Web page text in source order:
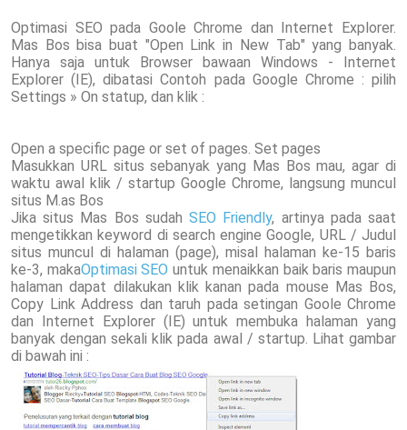
Optimasi SEO pada Goole Chrome dan Internet Explorer.
Mas Bos bisa buat "Open Link in New Tab" yang banyak.
Hanya saja untuk Browser bawaan Windows - Internet
Explorer (IE), dibatasi Contoh pada Google Chrome : pilih
Settings » On statup, dan klik :
Open a specific page or set of pages. Set pages
Masukkan URL situs sebanyak yang Mas Bos mau, agar di
waktu awal klik / startup Google Chrome, langsung muncul
situs M.as Bos
Jika situs Mas Bos sudahSEO Friendly, artinya pada saat
mengetikkan keyword di search engine Google, URL / Judul
situs muncul di halaman (page), misal halaman ke-15 baris
ke-3, makaOptimasi SEO untuk menaikkan baik baris maupun
halaman dapat dilakukan klik kanan pada mouse Mas Bos,
Copy Link Address dan taruh pada setingan Goole Chrome
dan Internet Explorer (IE) untuk membuka halaman yang
banyak dengan sekali klik pada awal / startup. Lihat gambar
di bawah ini :